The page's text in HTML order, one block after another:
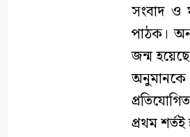
সংবাদ ও
পাঠক।
জন্ম
অনুমানকে
প্রথম